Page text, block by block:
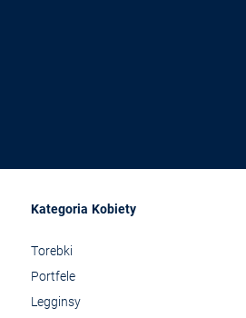
Kategoria Kobiety
Torebki
Portfele
Legginsy